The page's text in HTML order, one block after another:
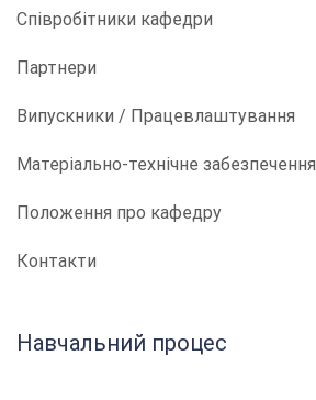
Співробітники кафедри
Партнери
Випускники / Працевлаштування
Матеріально-технічне забезпечення
Положення про кафедру
Контакти
Навчальний процес